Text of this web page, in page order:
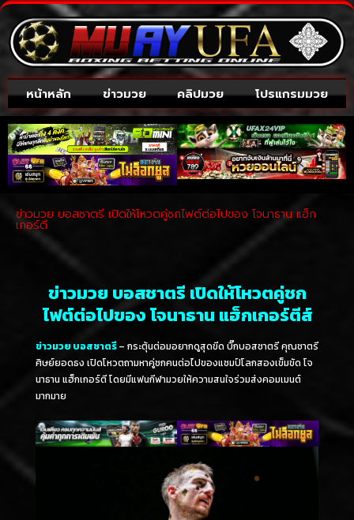
หน้าหลัก ข่าวมวย คลิปมวย โปรแกรมมวย
ข่าวมวย บอสชาตรี เปิดให้โหวตคู่ชกไฟต์ต่อไปของ โจนาธาน แฮ็ก
เกอร์ตี
ข่าวมวย บอสชาตรี เปิดให้โหวตคู่ชก
ไฟต์ต่อไปของ โจนาธาน แฮ็กเกอร์ตีส์
ข่าวมวย บอสชาตรี– กระตุ้นต่อมอยากดูสุดขีด บิ๊กบอสชาตรี คุณชาตรี
ศิษย์ยอดธง เปิดโหวตถามหาคู่ชกคนต่อไปของแชมป์โลกสองเข็มขัด โจ
นาธาน แฮ็กเกอร์ตี โดยมีแฟนกีฬามวยให้ความสนใจร่วมส่งคอมเมนต์
มากมาย